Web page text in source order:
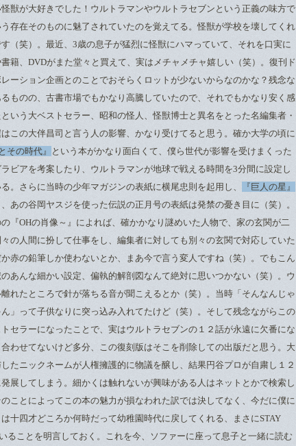
獣が大好きでした！ウルトラマンやウルトラセブンという正義の味方で
存在そのものに魅了されていたのを覚えてる。怪獣が学校を壊してくれ
（笑）。最近、3歳の息子が猛烈に怪獣にハマっていて、それを口実に
籍、DVDがまた堂々と買えて、実はメチャメチャ嬉しい（笑）。復刊ド
ーション企画とのことでおそらくロットが少ないからなのかな？残念な
ものの、古書市場でもかなり高騰していたので、それでもかなり安く感
いう大ベストセラー、昭和の怪人、怪獣博士と異名をとった名編集者・
この大伴昌司と言う人の影響、かなり受けてると思う。確か大学の頃に
その時代』
という本がかなり面白くて、僕ら世代が影響を受けまくった
ビアを考案したり、ウルトラマンが地球で戦える時間を3分間に設定し
。さらに当時の少年マガジンの表紙に横尾忠則を起用し、
『巨人の星』
あの谷岡ヤスジを使った伝説の正月号の表紙は発禁の憂き目に（笑）。
『OHの肖像～』によれば、確かかなり謎めいた人物で、家の玄関が二
の人間に扮して仕事をし、編集者に対しても別々の玄関で対応していた
赤の鉛筆しか使わないとか、まあ今で言う変人ですね（笑）。でもこん
あんな細かい設定、偏執的解剖図なんて絶対に思いつかない（笑）。ウ
れたところで針が落ちる音が聞こえるとか（笑）。当時「そんなんじゃ
」って子供なりに突っ込み入れてたけど（笑）。そして残念ながらこの
セラーになったことで、実はウルトラセブンの１２話が永遠に欠番にな
わせてないけど多分、この復刻版はそこを削除しての出版だと思う。大
たニックネームが人権擁護的に物議を醸し、結果円谷プロが自粛し１２
展してしまう。細かくは触れないが興味がある人はネットとかで検索し
ことによってこの本の魅力が損なわれた訳では決してなく、今だに僕に
十四才どころか何時だって幼稚園時代に戻してくれる、まさにSTAY
ることを明言しておく。これを今、ソファーに座って息子と一緒に読む